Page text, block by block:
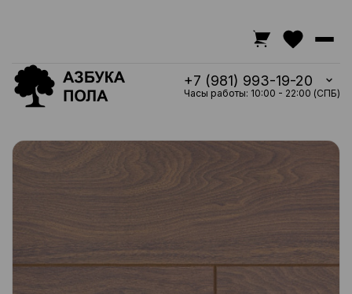
+7 (981) 993-19-20
Часы работы: 10:00 - 22:00 (СПБ)